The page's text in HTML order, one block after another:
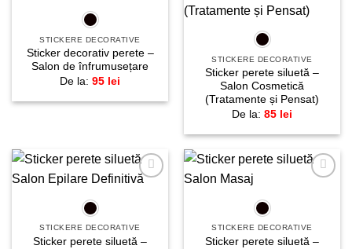
STICKERE DECORATIVE
Sticker decorativ perete –
Salon de înfrumusețare
De la: 95 lei
STICKERE DECORATIVE
Sticker perete siluetă –
Salon Cosmetică
(Tratamente și Pensat)
De la: 85 lei
STICKERE DECORATIVE
Sticker perete siluetă –
STICKERE DECORATIVE
Sticker perete siluetă –